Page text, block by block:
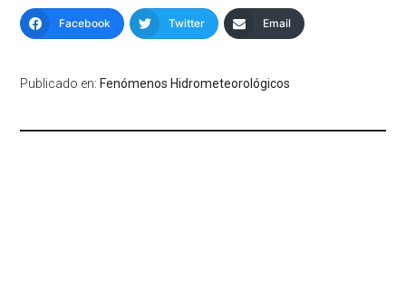
Facebook Twitter Email
Publicado en: Fenómenos Hidrometeorológicos